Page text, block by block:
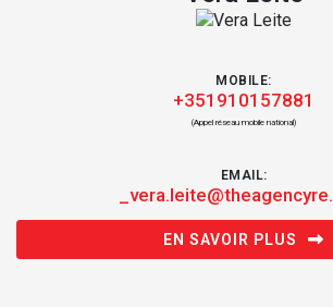
MOBILE:
+351910157881
(Appel réseau mobile national)
EMAIL:
EN SAVOIR PLUS